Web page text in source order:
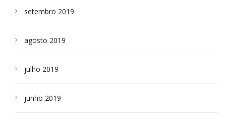
setembro 2019
agosto 2019
julho 2019
junho 2019